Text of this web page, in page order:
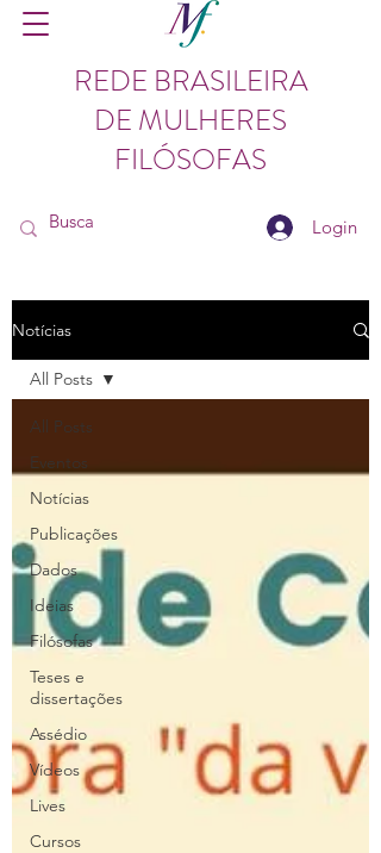
REDE BRASILEIRA
DE MULHERES
FILÓSOFAS
Login
Notícias
All Posts
Eventos
Notícias
Publicações
Dados
Ideias
Filósofas
Teses e
dissertações
Assédio
Vídeos
Lives
Cursos
All Posts